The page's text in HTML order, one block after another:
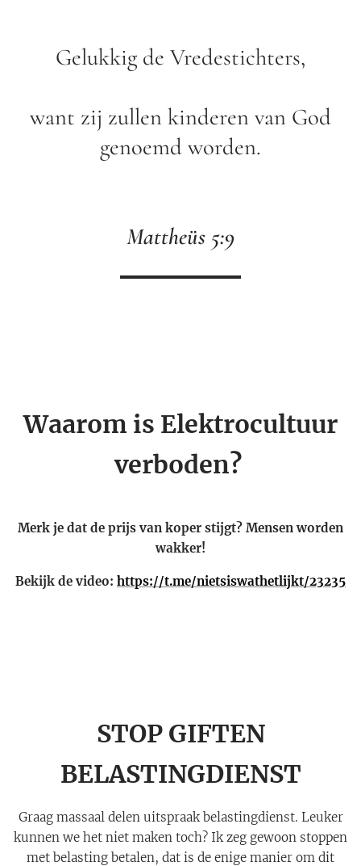
Gelukkig de Vredestichters,
want zij zullen kinderen van God
genoemd worden.
Mattheüs 5:9
Waarom is Elektrocultuur
verboden?
Merk je dat de prijs van koper stijgt? Mensen worden
wakker!
Bekijk de video: https://t.me/nietsiswathetlijkt/23235
STOP GIFTEN
BELASTINGDIENST
Graag massaal delen uitspraak belastingdienst. Leuker
kunnen we het niet maken toch? Ik zeg gewoon stoppen
met belasting betalen, dat is de enige manier om dit